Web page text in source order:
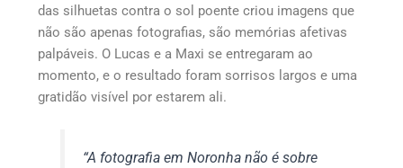
das silhuetas contra o sol poente criou imagens que
não são apenas fotografias, são memórias afetivas
palpáveis. O Lucas e a Maxi se entregaram ao
momento, e o resultado foram sorrisos largos e uma
gratidão visível por estarem ali.
“A fotografia em Noronha não é sobre